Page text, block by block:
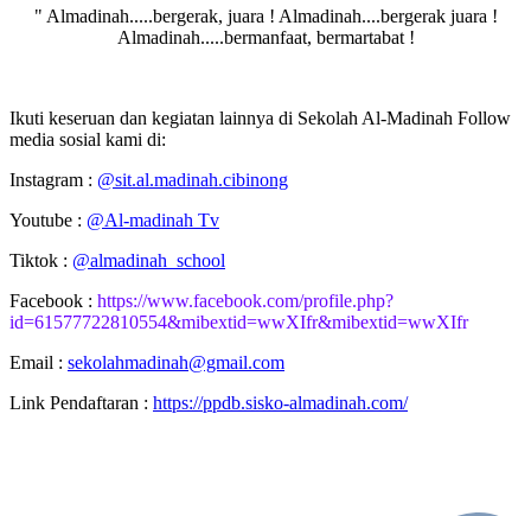
" Almadinah.....bergerak, juara ! Almadinah....bergerak juara !
Almadinah.....bermanfaat, bermartabat !
Ikuti keseruan dan kegiatan lainnya di Sekolah Al-Madinah Follow
media sosial kami di:
Instagram : @sit.al.madinah.cibinong
Youtube : @Al-madinah Tv
Tiktok : @almadinah_school
Facebook : https://www.facebook.com/profile.php?
id=61577722810554&mibextid=wwXIfr&mibextid=wwXIfr
Email : sekolahmadinah@gmail.com
Link Pendaftaran : https://ppdb.sisko-almadinah.com/